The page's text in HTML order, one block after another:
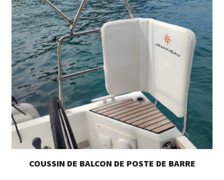
COUSSIN DE BALCON DE POSTE DE BARRE